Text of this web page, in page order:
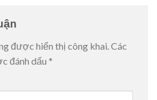
được hiển thị công khai.Các
đánh dấu *